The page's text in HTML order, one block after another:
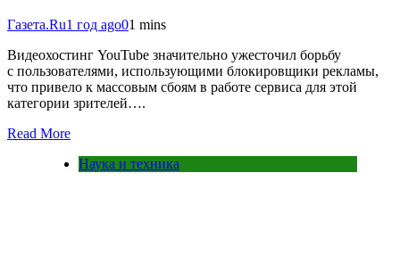
Газета.Ru1 год ago01 mins
Видеохостинг YouTube значительно ужесточил борьбу
с пользователями, использующими блокировщики рекламы,
что привело к массовым сбоям в работе сервиса для этой
категории зрителей….
Read More
Наука и техника